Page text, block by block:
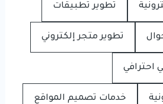
تطوير تطبيقات
تطوير متجر إلكتروني
احترافي
خدمات تصميم المواقع